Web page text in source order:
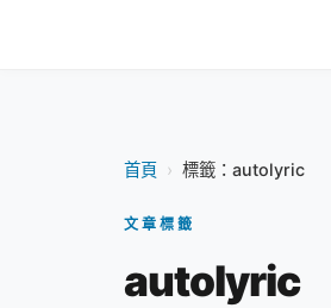
首頁 › 標籤：autolyric
文章標籤
autolyric